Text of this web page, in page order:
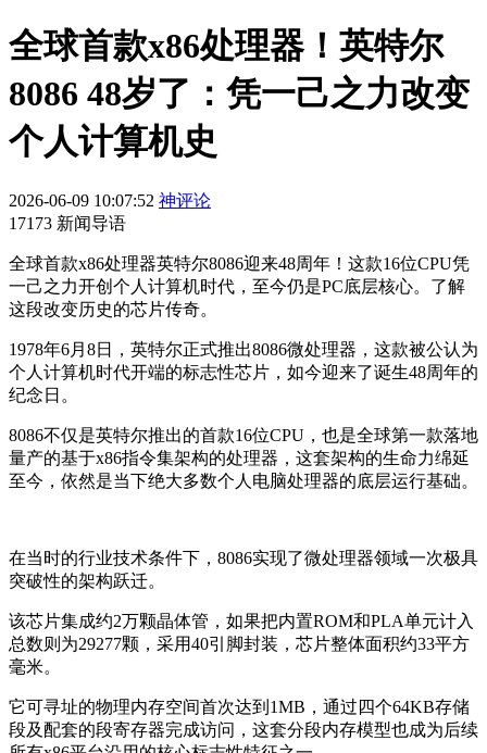
全球首款x86处理器！英特尔
8086 48岁了：凭一己之力改变
个人计算机史
2026-06-09 10:07:52 神评论
17173 新闻导语
全球首款x86处理器英特尔8086迎来48周年！这款16位CPU凭
一己之力开创个人计算机时代，至今仍是PC底层核心。了解
这段改变历史的芯片传奇。
1978年6月8日，英特尔正式推出8086微处理器，这款被公认为
个人计算机时代开端的标志性芯片，如今迎来了诞生48周年的
纪念日。
8086不仅是英特尔推出的首款16位CPU，也是全球第一款落地
量产的基于x86指令集架构的处理器，这套架构的生命力绵延
至今，依然是当下绝大多数个人电脑处理器的底层运行基础。
在当时的行业技术条件下，8086实现了微处理器领域一次极具
突破性的架构跃迁。
该芯片集成约2万颗晶体管，如果把内置ROM和PLA单元计入
总数则为29277颗，采用40引脚封装，芯片整体面积约33平方
毫米。
它可寻址的物理内存空间首次达到1MB，通过四个64KB存储
段及配套的段寄存器完成访问，这套分段内存模型也成为后续